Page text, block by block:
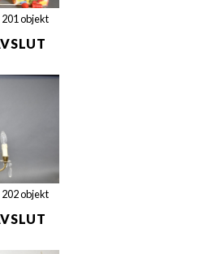
201 objekt
202 objekt